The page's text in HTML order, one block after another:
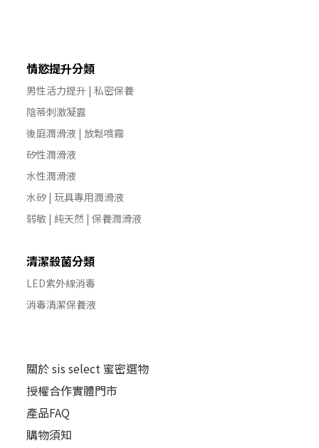
情慾提升分類
男性活力提升 | 私密保養
陰蒂刺激凝露
後庭潤滑液 | 放鬆噴霧
矽性潤滑液
水性潤滑液
水矽 | 玩具專用潤滑液
弱敏 | 純天然 | 保養潤滑液
清潔殺菌分類
LED紫外線消毒
消毒清潔保養液
關於 sis select 蜜密選物
授權合作實體門市
產品FAQ
購物須知